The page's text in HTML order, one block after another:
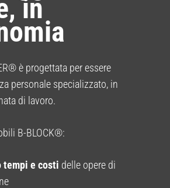
in
è progettata per essere
personale specializzato, in
di lavoro.
B-BLOCK®:
tempi e costi delle opere di